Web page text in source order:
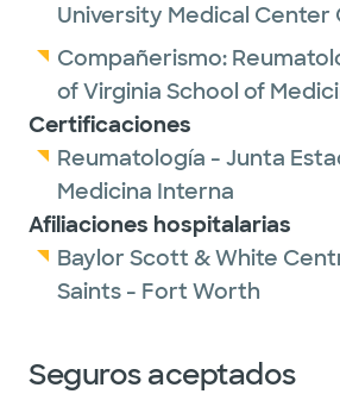
University Medical Center
Compañerismo:
of Virginia School of
Certificaciones
Reumatología - Junta
Medicina Interna
Afiliaciones hospitalarias
Baylor Scott & White
Saints - Fort Worth
Seguros aceptados